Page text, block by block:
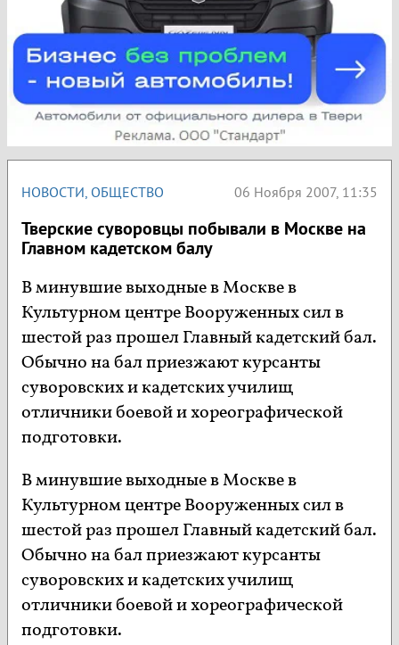
НОВОСТИ, ОБЩЕСТВО 06 Ноября 2007, 11:35
Тверские суворовцы побывали в Москве на
Главном кадетском балу
В минувшие выходные в Москве в
Культурном центре Вооруженных сил в
шестой раз прошел Главный кадетский бал.
Обычно на бал приезжают курсанты
суворовских и кадетских училищ
отличники боевой и хореографической
подготовки.
В минувшие выходные в Москве в
Культурном центре Вооруженных сил в
шестой раз прошел Главный кадетский бал.
Обычно на бал приезжают курсанты
суворовских и кадетских училищ
отличники боевой и хореографической
подготовки.